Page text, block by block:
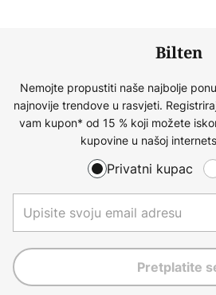
Bilten
Nemojte propustiti naše najbolje
najnovije trendove u rasvjeti.
vam kupon* od 15 % koji možete
kupovine u našoj
Privatni kupac
Pretplatite